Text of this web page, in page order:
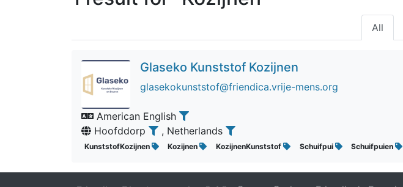
All
Glaseko Kunststof Kozijnen
glasekokunststof@friendica.vrije-mens.org
American English
Hoofddorp
, Netherlands
KunststofKozijnen Kozijnen KozijnenKunststof Schuifpui Schuifpuien